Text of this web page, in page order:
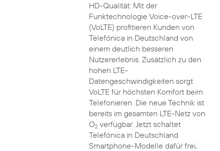
HD-Qualität: Mit der
Funktechnologie Voice-over-LTE
(VoLTE) profitieren Kunden von
Telefónica in Deutschland von
einem deutlich besseren
Nutzererlebnis. Zusätzlich zu den
hohen LTE-
Datengeschwindigkeiten sorgt
VoLTE für höchsten Komfort beim
Telefonieren. Die neue Technik ist
bereits im gesamten LTE-Netz von
O2verfügbar. Jetzt schaltet
Telefónica in Deutschland
Smartphone-Modelle dafür frei,